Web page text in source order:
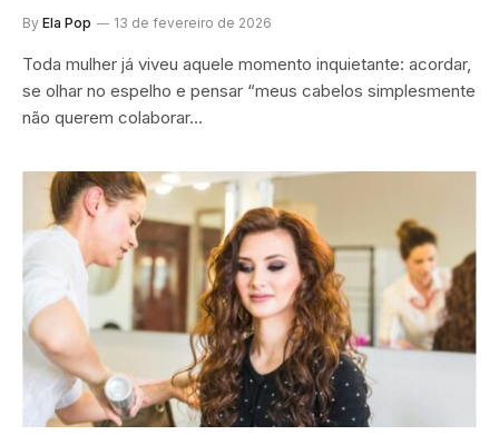
By Ela Pop 13 de fevereiro de 2026
Toda mulher já viveu aquele momento inquietante: acordar,
se olhar no espelho e pensar “meus cabelos simplesmente
não querem colaborar…